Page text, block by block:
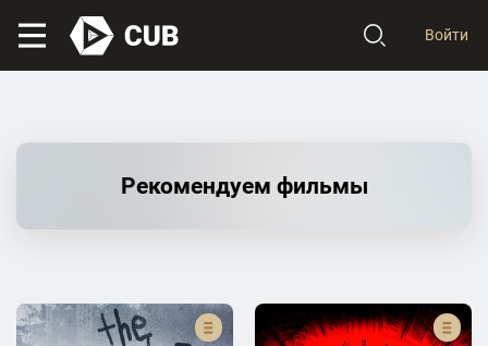
Войти
Рекомендуем фильмы